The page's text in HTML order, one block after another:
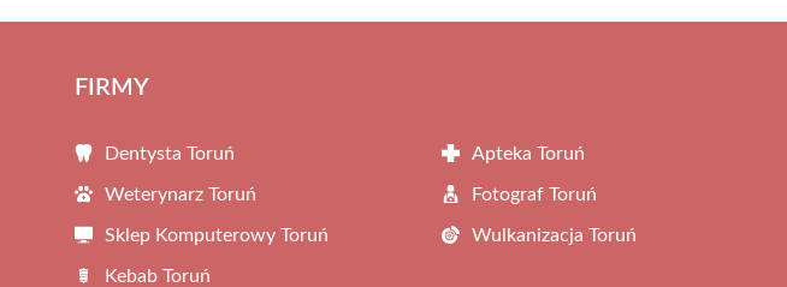
FIRMY
Dentysta Toruń Apteka Toruń
Weterynarz Toruń Fotograf Toruń
Sklep Komputerowy Toruń Wulkanizacja Toruń
Kebab Toruń